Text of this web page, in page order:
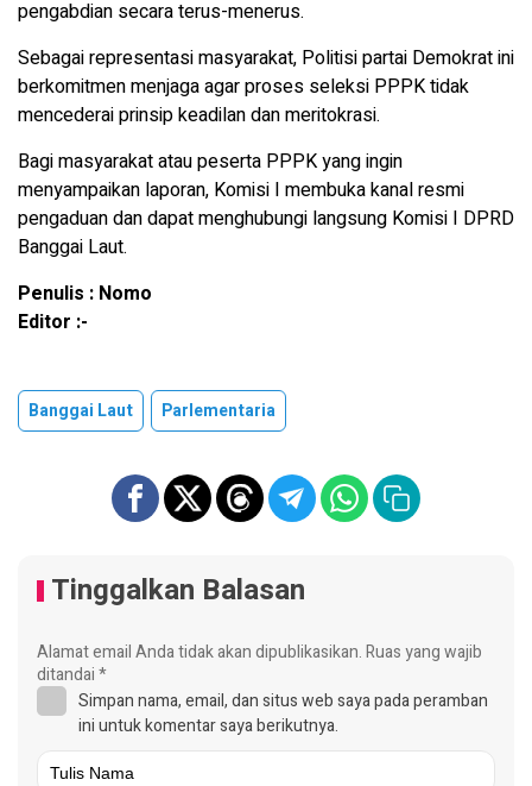
pengabdian secara terus-menerus.
Sebagai representasi masyarakat, Politisi partai Demokrat ini
berkomitmen menjaga agar proses seleksi PPPK tidak
mencederai prinsip keadilan dan meritokrasi.
Bagi masyarakat atau peserta PPPK yang ingin
menyampaikan laporan, Komisi I membuka kanal resmi
pengaduan dan dapat menghubungi langsung Komisi I DPRD
Banggai Laut.
Penulis : Nomo
Editor :-
Banggai Laut Parlementaria
Tinggalkan Balasan
Alamat email Anda tidak akan dipublikasikan.Ruas yang wajib
ditandai*
Simpan nama, email, dan situs web saya pada peramban
ini untuk komentar saya berikutnya.